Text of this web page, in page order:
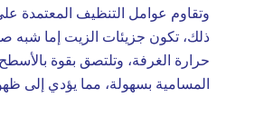
وتقاوم عوامل التنظيف المعتمدة
ذلك، تكون جزيئات الزيت إما شبه
حرارة الغرفة، وتلتصق بقوة
المسامية بسهولة، مما يؤدي إلى